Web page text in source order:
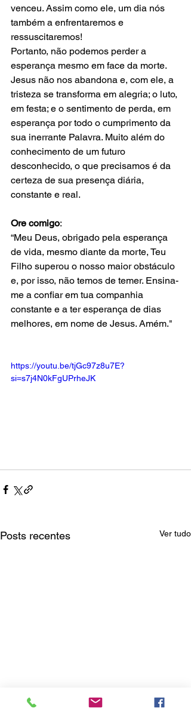
venceu. Assim como ele, um dia nós
também a enfrentaremos e
ressuscitaremos!
Portanto, não podemos perder a
esperança mesmo em face da morte.
Jesus não nos abandona e, com ele, a
tristeza se transforma em alegria; o luto,
em festa; e o sentimento de perda, em
esperança por todo o cumprimento da
sua inerrante Palavra. Muito além do
conhecimento de um futuro
desconhecido, o que precisamos é da
certeza de sua presença diária,
constante e real.
Ore comigo:
“Meu Deus, obrigado pela esperança
de vida, mesmo diante da morte, Teu
Filho superou o nosso maior obstáculo
e, por isso, não temos de temer. Ensina-
me a confiar em tua companhia
constante e a ter esperança de dias
melhores, em nome de Jesus. Amém."
https://youtu.be/tjGc97z8u7E?
si=s7j4N0kFgUPrheJK
Posts recentes Ver tudo